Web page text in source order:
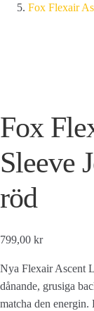
Fox Flexair
Fox
Sleeve
röd
799,00 kr
Nya Flexair Ascent
dånande, grusiga
matcha den